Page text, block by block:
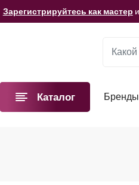
Зарегистрируйтесь как мастер
Мы подготовили для вас
Каталог Бренды